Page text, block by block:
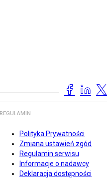
REGULAMIN
Polityka Prywatności
Zmiana ustawień zgód
Regulamin serwisu
Informacje o nadawcy
Deklaracja dostępności